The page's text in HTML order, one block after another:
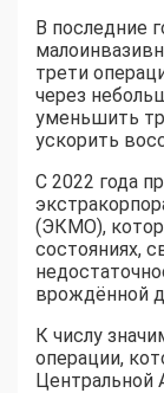
В последние
трети
через
уменьшить
ускорить
С 2022 года
(ЭКМО),
состояниях,
врождённой
К числу
операции,
Центральной